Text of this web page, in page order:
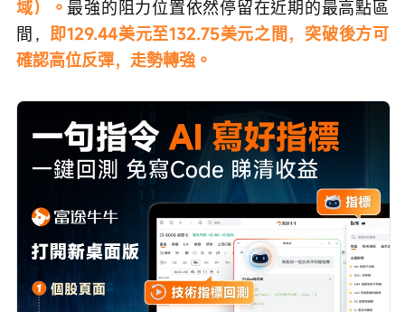
域）。 最強的阻力位置依然停留在近期的最高點區
間， 即129.44美元至132.75美元之間，突破後方可
確認高位反彈，走勢轉強。